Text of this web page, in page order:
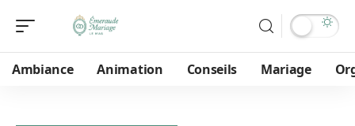
Ambiance Animation Conseils Mariage